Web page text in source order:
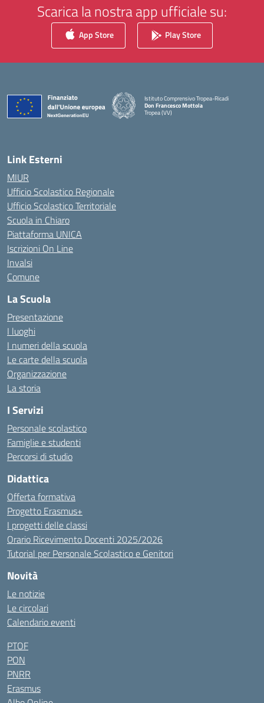
Scarica la nostra app ufficiale su:
App Store Play Store
Istituto Comprensivo Tropea-Ricadi
Don Francesco Mottola
Tropea (VV)
— Visita la pagina iniziale della scuola
Link Esterni
MIUR
Ufficio Scolastico Regionale
Ufficio Scolastico Territoriale
Scuola in Chiaro
Piattaforma UNICA
Iscrizioni On Line
Invalsi
Comune
La Scuola
Presentazione
I luoghi
I numeri della scuola
Le carte della scuola
Organizzazione
La storia
I Servizi
Personale scolastico
Famiglie e studenti
Percorsi di studio
Didattica
Offerta formativa
Progetto Erasmus+
I progetti delle classi
Orario Ricevimento Docenti 2025/2026
Tutorial per Personale Scolastico e Genitori
Novità
Le notizie
Le circolari
Calendario eventi
PTOF
PON
PNRR
Erasmus